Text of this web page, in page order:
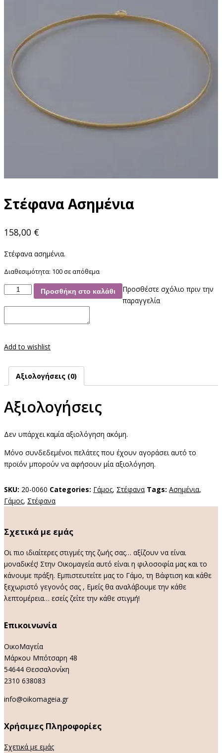
Στέφανα Ασημένια
158,00 €
Στέφανα ασημένια.
Διαθεσιμότητα: 100 σε απόθεμα
Στέφανα
Προσθήκη στο καλάθι
Προσθέστε σχόλιο πριν την
παραγγελία
Add to wishlist
Αξιολογήσεις (0)
Αξιολογήσεις
Δεν υπάρχει καμία αξιολόγηση ακόμη.
Μόνο συνδεδεμένοι πελάτες που έχουν αγοράσει αυτό το
προϊόν μπορούν να αφήσουν μία αξιολόγηση.
SKU: 20-0060 Categories: Γάμος, Στέφανα Tags: Ασημένια,
Γάμος, Στέφανα
Σχετικά με εμάς
Οι πιο ιδιαίτερες στιγμές της ζωής σας… αξίζουν να είναι
μοναδικές! Στην Οικομαγεία αυτό είναι η φιλοσοφία μας και το
κάνουμε πράξη. Εμπιστευτείτε μας το Γάμο, τη Βάφτιση και κάθε
ξεχωριστό γεγονός σας , Εμείς θα αναλάβουμε την κάθε
λεπτομέρεια… εσείς ζείτε την κάθε στιγμή!
Επικοινωνία
ΟικοΜαγεία
Μάρκου Μπότσαρη 48
54644 Θεσσαλονίκη
2310 638083
info@oikomageia.gr
Χρήσιμες Πληροφορίες
Σχετικά με εμάς